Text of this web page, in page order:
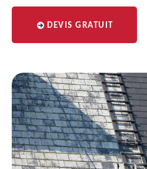
DEVIS GRATUIT